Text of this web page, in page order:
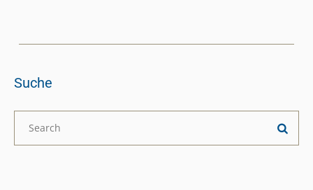
Suche